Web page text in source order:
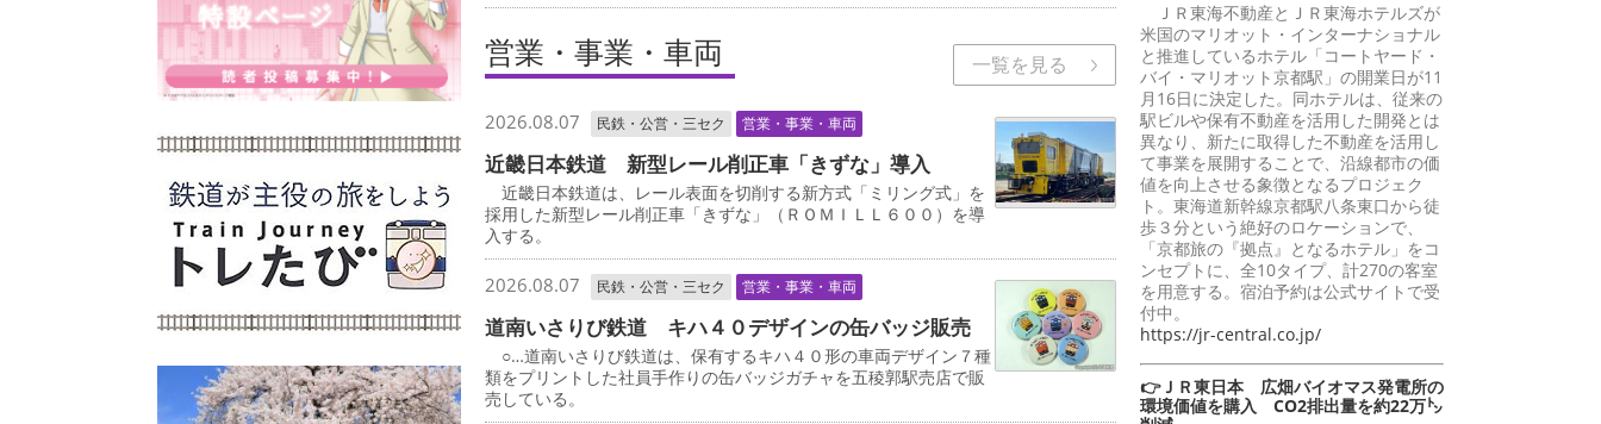
営業・事業・車両 一覧を見る
2026.08.07 民鉄・公営・三セク 営業・事業・車両
近畿日本鉄道 新型レール削正車「きずな」導入
近畿日本鉄道は、レール表面を切削する新方式「ミリング式」を
採用した新型レール削正車「きずな」（ＲＯＭＩＬＬ６００）を導
入する。
2026.08.07 民鉄・公営・三セク 営業・事業・車両
道南いさりび鉄道 キハ４０デザインの缶バッジ販売
○…道南いさりび鉄道は、保有するキハ４０形の車両デザイン７種
類をプリントした社員手作りの缶バッジガチャを五稜郭駅売店で販
売している。
ＪＲ東海不動産とＪＲ東海ホテルズが
米国のマリオット・インターナショナル
と推進しているホテル「コートヤード・
バイ・マリオット京都駅」の開業日が11
月16日に決定した。同ホテルは、従来の
駅ビルや保有不動産を活用した開発とは
異なり、新たに取得した不動産を活用し
て事業を展開することで、沿線都市の価
値を向上させる象徴となるプロジェク
ト。東海道新幹線京都駅八条東口から徒
歩３分という絶好のロケーションで、
「京都旅の『拠点』となるホテル」をコ
ンセプトに、全10タイプ、計270の客室
を用意する。宿泊予約は公式サイトで受
付中。
https://jr-central.co.jp/
👉ＪＲ東日本 広畑バイオマス発電所の
環境価値を購入 CO2排出量を約22万㌧